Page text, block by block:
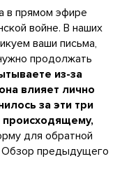
в прямом эфире
войне. В наших
ваши письма,
продолжать
из-за
влияет лично
за эти три
для обратной
Обзор предыдущего